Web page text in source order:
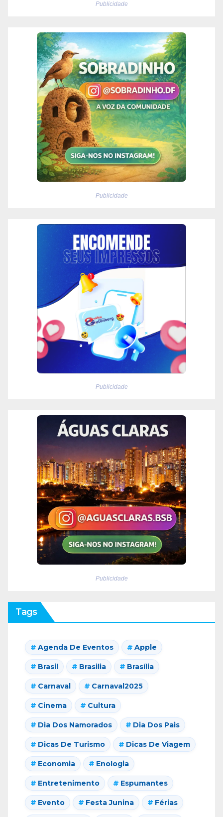
Publicidade
Publicidade
Publicidade
Publicidade
Tags
Agenda De Eventos Apple
Brasil Brasilia Brasília
Carnaval Carnaval2025
Cinema Cultura
Dia Dos Namorados Dia Dos Pais
Dicas De Turismo Dicas De Viagem
Economia Enologia
Entretenimento Espumantes
Evento Festa Junina Férias